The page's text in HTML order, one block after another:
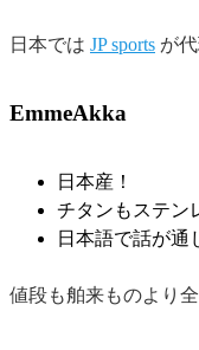
日本では JP sports が
EmmeAkka
日本産！
チタンもステン
日本語で話が通
値段も舶来ものより